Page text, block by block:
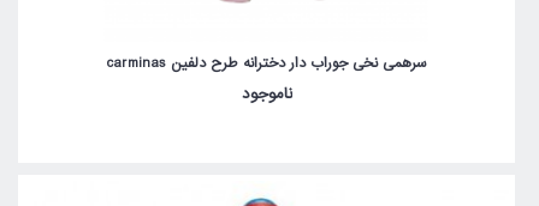
سرهمی نخی جوراب دار دخترانه طرح دلفین carminas
ناموجود